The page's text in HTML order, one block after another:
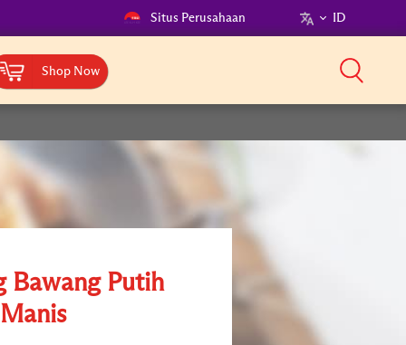
Situs Perusahaan ID
Shop Now
Bawang Putih